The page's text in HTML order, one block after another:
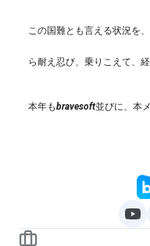
この国難とも言える状況を、
ら耐え忍び、乗りこえて、
本年もbravesoft並びに、 本